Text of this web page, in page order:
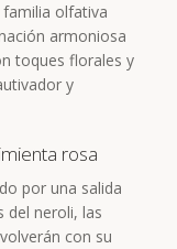
familia olfativa
armoniosa
toques florales y
y
rosa
por una salida
del neroli, las
con su